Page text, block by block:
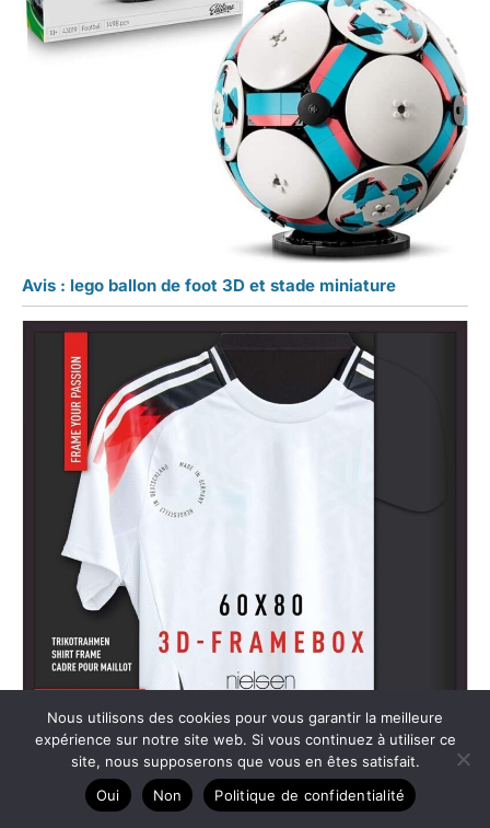
Avis : lego ballon de foot 3D et stade miniature
Nous utilisons des cookies pour vous garantir la meilleure
expérience sur notre site web. Si vous continuez à utiliser ce
site, nous supposerons que vous en êtes satisfait.
Oui
Non Politique de confidentialité